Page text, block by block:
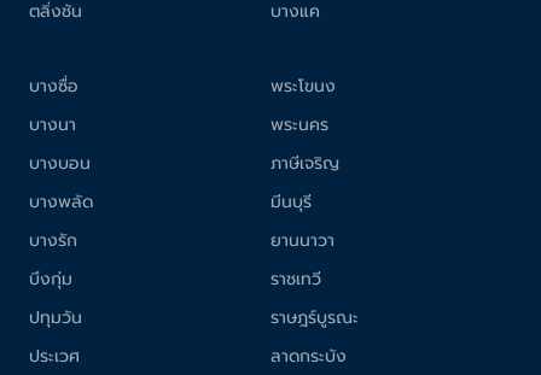
ตลิ่งชัน
บางแค
บางซื่อ
บางนา
บางบอน
บางพลัด
บางรัก
บึงกุ่ม
ปทุมวัน
ประเวศ
พระโขนง
พระนคร
ภาษีเจริญ
มีนบุรี
ยานนาวา
ราชเทวี
ราษฎร์บูรณะ
ลาดกระบัง